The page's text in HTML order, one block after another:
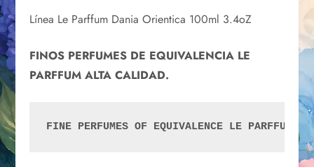
Línea Le Parffum Dania Orientica 100ml 3.4oZ
FINOS PERFUMES DE EQUIVALENCIA LE
PARFFUM ALTA CALIDAD.
FINE PERFUMES OF EQUIVALENCE LE PARFFUM